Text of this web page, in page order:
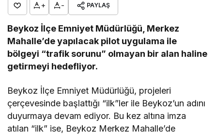
+ - PAYLAŞ
Beykoz İlçe Emniyet Müdürlüğü, Merkez
Mahalle’de yapılacak pilot uygulama ile
bölgeyi “trafik sorunu” olmayan bir alan haline
getirmeyi hedefliyor.
Beykoz İlçe Emniyet Müdürlüğü, projeleri
çerçevesinde başlattığı “ilk”ler ile Beykoz’un adını
duyurmaya devam ediyor. Bu kez altına imza
atılan “ilk” ise, Beykoz Merkez Mahalle’de